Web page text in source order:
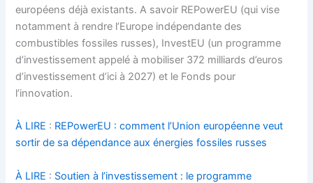
européens déjà existants. A savoir REPowerEU (qui vise
notamment à rendre l’Europe indépendante des
combustibles fossiles russes), InvestEU (un programme
d’investissement appelé à mobiliser 372 milliards d’euros
d’investissement d’ici à 2027) et le Fonds pour
l’innovation.
À LIRE : REPowerEU : comment l’Union européenne veut
sortir de sa dépendance aux énergies fossiles russes
À LIRE : Soutien à l’investissement : le programme